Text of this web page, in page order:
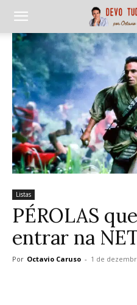
Listas
PÉROLAS
entrar na
Por Octavio Caruso - 1 de